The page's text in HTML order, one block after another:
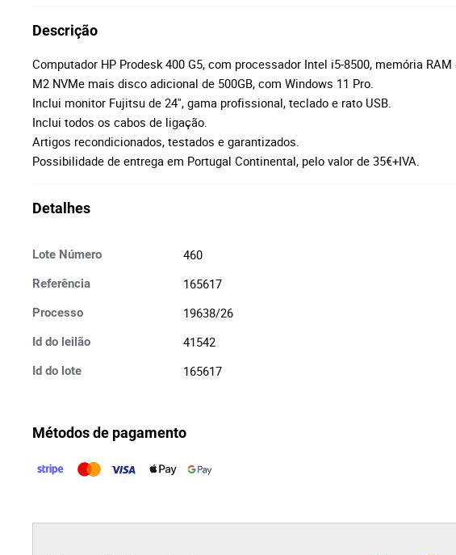
Descrição
Computador HP Prodesk 400 G5, com processador Intel i5-8500, memória RAM
M2 NVMe mais disco adicional de 500GB, com Windows 11 Pro.
Inclui monitor Fujitsu de 24'', gama profissional, teclado e rato USB.
Inclui todos os cabos de ligação.
Artigos recondicionados, testados e garantizados.
Possibilidade de entrega em Portugal Continental, pelo valor de 35€+IVA.
Detalhes
Lote Número 460
Referência 165617
Processo 19638/26
Id do leilão 41542
Id do lote 165617
Métodos de pagamento